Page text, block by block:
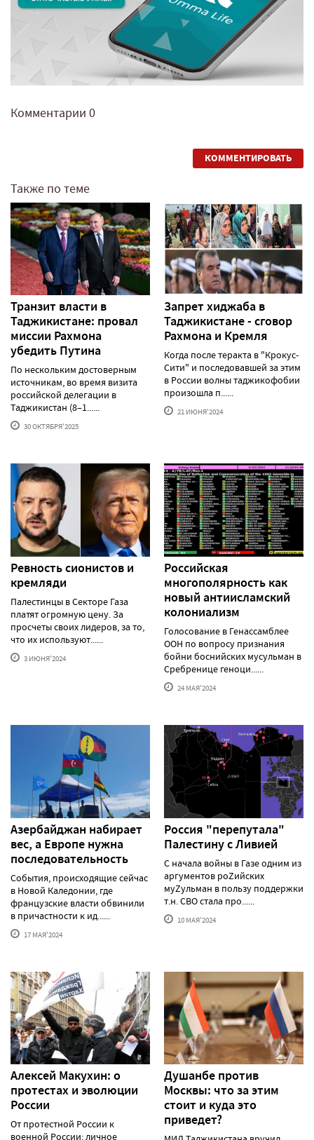
Комментарии 0
КОММЕНТИРОВАТЬ
Также по теме
Транзит власти в
Таджикистане: провал
миссии Рахмона
убедить Путина
По нескольким достоверным
источникам, во время визита
российской делегации в
Таджикистан (8–1......
30 ОКТЯБРЯ'2025
Запрет хиджаба в
Таджикистане - сговор
Рахмона и Кремля
Когда после теракта в "Крокус-
Сити" и последовавшей за этим
в России волны таджикофобии
произошла п......
21 ИЮНЯ'2024
Ревность сионистов и
кремляди
Палестинцы в Секторе Газа
платят огромную цену. За
просчеты своих лидеров, за то,
что их используют......
3 ИЮНЯ'2024
Российская
многополярность как
новый антиисламский
колониализм
Голосование в Генассамблее
ООН по вопросу признания
бойни боснийских мусульман в
Сребренице геноци......
24 МАЯ'2024
Азербайджан набирает
вес, а Европе нужна
последовательность
События, происходящие сейчас
в Новой Каледонии, где
французские власти обвинили
в причастности к ид......
17 МАЯ'2024
Россия "перепутала"
Палестину с Ливией
С начала войны в Газе одним из
аргументов роZийских
муZульман в пользу поддержки
т.н. СВО стала про......
10 МАЯ'2024
Алексей Макуxин: о
протестаx и эволюции
России
От протестной России к
военной России: личное
Душанбе против
Москвы: что за этим
стоит и куда это
приведет?